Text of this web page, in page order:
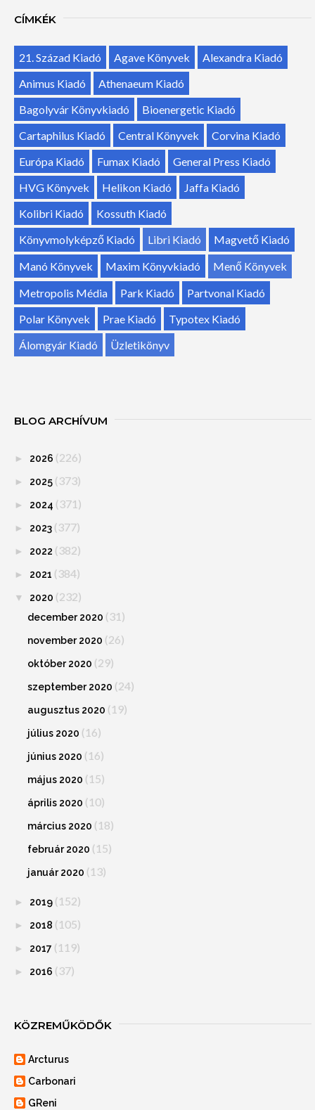
CÍMKÉK
21. Század Kiadó Agave Könyvek
Alexandra Kiadó
Animus Kiadó
Athenaeum Kiadó
Bagolyvár Könyvkiadó
Bioenergetic Kiadó
Cartaphilus Kiadó
Central Könyvek
Corvina Kiadó
Európa Kiadó
Fumax Kiadó
General Press Kiadó
HVG Könyvek
Helikon Kiadó
Jaffa Kiadó
Kolibri Kiadó
Kossuth Kiadó
Könyvmolyképző Kiadó
Libri Kiadó
Magvető Kiadó
Manó Könyvek
Maxim Könyvkiadó
Menő Könyvek
Metropolis Média
Park Kiadó
Partvonal Kiadó
Polar Könyvek
Prae Kiadó
Typotex Kiadó
Álomgyár Kiadó
Üzletikönyv
BLOG ARCHÍVUM
► 2026 (226)
► 2025 (373)
► 2024 (371)
► 2023 (377)
► 2022 (382)
► 2021 (384)
▼ 2020 (232)
december 2020 (31)
november 2020 (26)
október 2020 (29)
szeptember 2020 (24)
augusztus 2020 (19)
július 2020 (16)
június 2020 (16)
május 2020 (15)
április 2020 (10)
március 2020 (18)
február 2020 (15)
január 2020 (13)
► 2019 (152)
► 2018 (105)
► 2017 (119)
► 2016 (37)
KÖZREMŰKÖDŐK
Arcturus
Carbonari
GReni